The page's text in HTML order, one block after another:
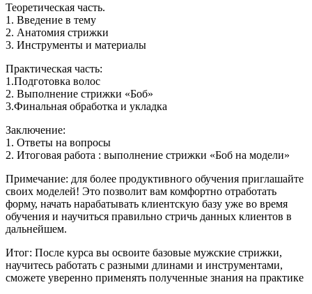
Теоретическая часть.
1. Введение в тему
2. Анатомия стрижки
3. Инструменты и материалы
Практическая часть:
1.Подготовка волос
2. Выполнение стрижки «Боб»
3.Финальная обработка и укладка
Заключение:
1. Ответы на вопросы
2. Итоговая работа : выполнение стрижки «Боб на модели»
Примечание: для более продуктивного обучения приглашайте
своих моделей! Это позволит вам комфортно отработать
форму, начать нарабатывать клиентскую базу уже во время
обучения и научиться правильно стричь данных клиентов в
дальнейшем.
Итог: После курса вы освоите базовые мужские стрижки,
научитесь работать с разными длинами и инструментами,
сможете уверенно применять полученные знания на практике